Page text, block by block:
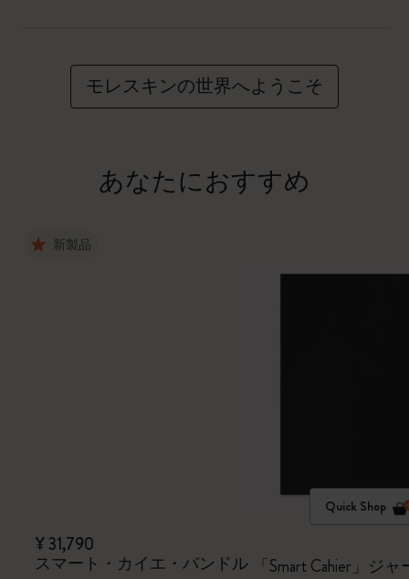
モレスキンの世界へようこそ
あなたにおすすめ
新製品
Quick Shop
¥ 31,790
スマート・カイエ・バンドル
「Smart Cahier」ジ